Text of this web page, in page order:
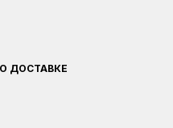
ДОСТАВКЕ